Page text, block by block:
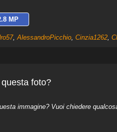
MP
, AlessandroPicchio, Cinzia1262,
foto?
immagine? Vuoi chiedere